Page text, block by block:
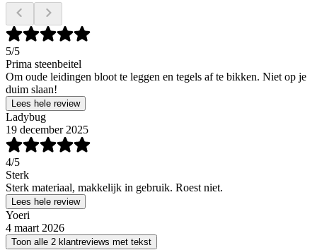
5/5
Prima steenbeitel
Om oude leidingen bloot te leggen en tegels af te bikken. Niet op je
duim slaan!
Lees hele review
Ladybug
19 december 2025
4/5
Sterk
Sterk materiaal, makkelijk in gebruik. Roest niet.
Lees hele review
Yoeri
4 maart 2026
Toon alle 2 klantreviews met tekst